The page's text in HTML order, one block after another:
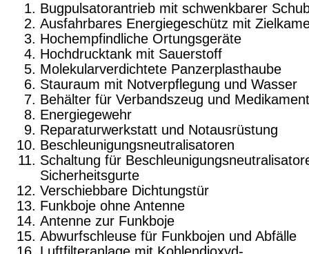
Bugpulsatorantrieb mit schwenkbarer
Ausfahrbares Energiegeschütz mit
Hochempfindliche Ortungsgeräte
Hochdrucktank mit Sauerstoff
Molekularverdichtete Panzerplasthaube
Stauraum mit Notverpflegung und Wasser
Behälter für Verbandszeug und
Energiegewehr
Reparaturwerkstatt und Notausrüstung
Beschleunigungsneutralisatoren
Schaltung für
Sicherheitsgurte
Verschiebbare Dichtungstür
Funkboje ohne Antenne
Antenne zur Funkboje
Abwurfschleuse für Funkbojen und Abfälle